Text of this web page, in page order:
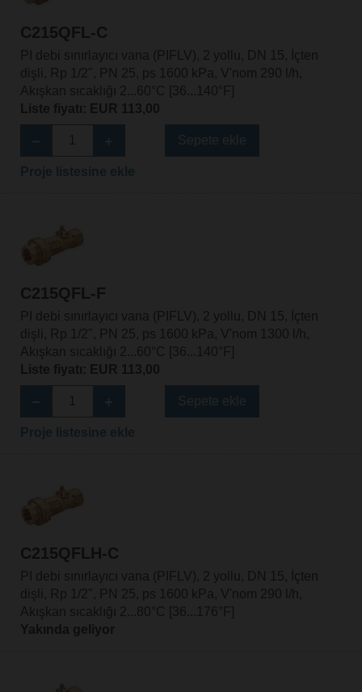
C215QFL-C
PI debi sınırlayıcı vana (PIFLV), 2 yollu, DN 15, İçten
dişli, Rp 1/2", PN 25, ps 1600 kPa, V'nom 290 l/h,
Akışkan sıcaklığı 2...60°C [36...140°F]
Liste fiyatı: EUR 113,00
C215QFL-F
PI debi sınırlayıcı vana (PIFLV), 2 yollu, DN 15, İçten
dişli, Rp 1/2", PN 25, ps 1600 kPa, V'nom 1300 l/h,
Akışkan sıcaklığı 2...60°C [36...140°F]
Liste fiyatı: EUR 113,00
C215QFLH-C
PI debi sınırlayıcı vana (PIFLV), 2 yollu, DN 15, İçten
dişli, Rp 1/2", PN 25, ps 1600 kPa, V'nom 290 l/h,
Akışkan sıcaklığı 2...80°C [36...176°F]
Yakında geliyor